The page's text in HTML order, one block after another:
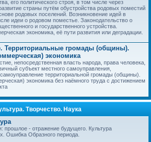
его политического строя, в том числе через
страны путём обустройства родовых поместий
родовых поселений. Возникновение идей в
идеи о родовом поместье. Законодательство о
и государственного устройства.
экономика, её пути развития или деградации.
Территориальные громады (общины).
экономика
непосредственная власть народа, права человека,
субъект местного самоуправления,
территориальной громады (общины).
экономика без наёмного труда с достижением
Творчество. Наука
прошлое - отражение будущего. Культура
Ошибка Образного периода.